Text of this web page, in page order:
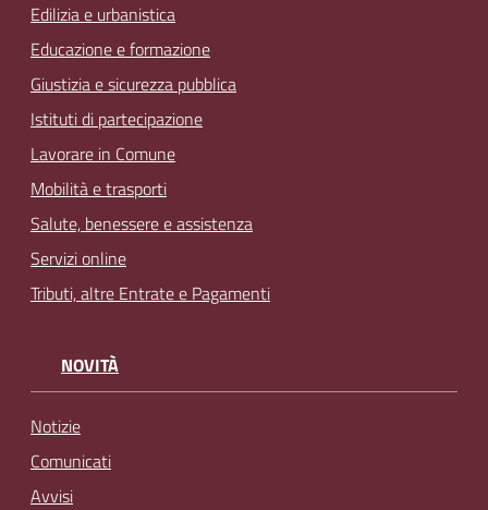
Edilizia e urbanistica
Educazione e formazione
Giustizia e sicurezza pubblica
Istituti di partecipazione
Lavorare in Comune
Mobilità e trasporti
Salute, benessere e assistenza
Servizi online
Tributi, altre Entrate e Pagamenti
NOVITÀ
Notizie
Comunicati
Avvisi